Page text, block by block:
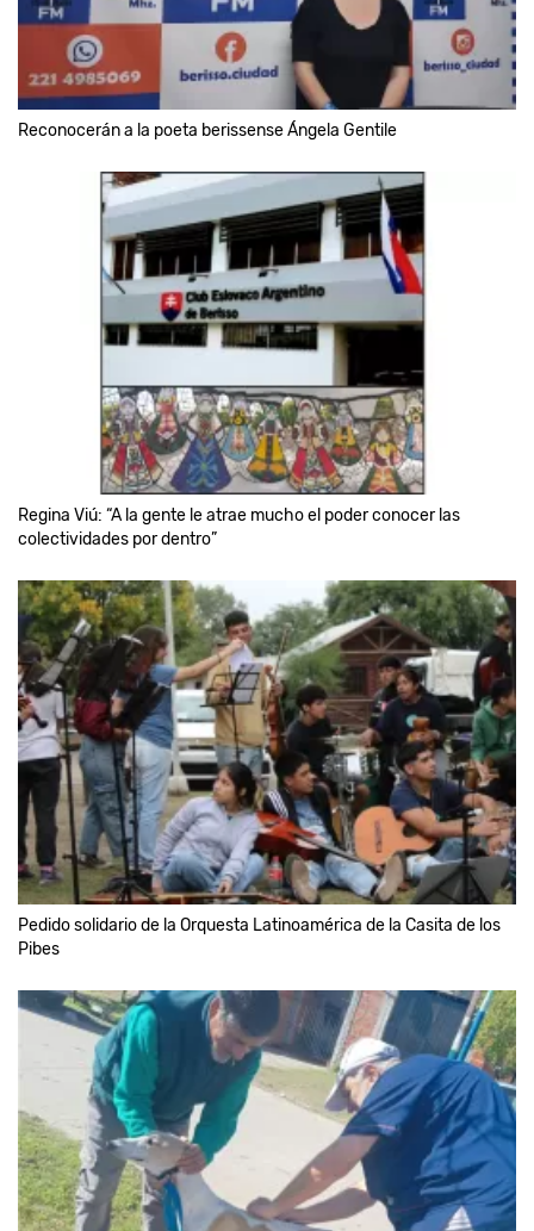
Reconocerán a la poeta berissense Ángela Gentile
Regina Viú: “A la gente le atrae mucho el poder conocer las
colectividades por dentro”
Pedido solidario de la Orquesta Latinoamérica de la Casita de los
Pibes